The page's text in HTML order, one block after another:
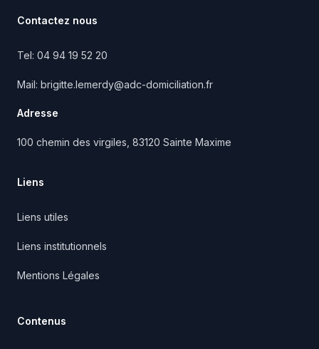
Contactez nous
Tel: 04 94 19 52 20
Mail: brigitte.lemerdy@adc-domiciliation.fr
Adresse
100 chemin des virgiles, 83120 Sainte Maxime
Liens
Liens utiles
Liens institutionnels
Mentions Légales
Contenus